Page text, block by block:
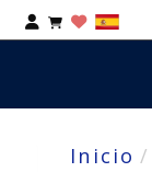
Identifícate
Inicio